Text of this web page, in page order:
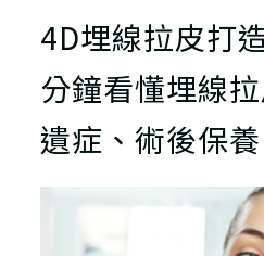
4D埋線拉皮打
分鐘看懂埋線
遺症、術後保養